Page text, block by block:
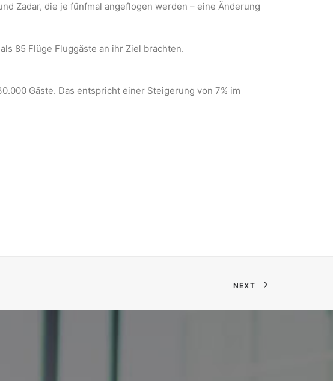
Zadar, die je fünfmal angeflogen werden – eine Änderung
85 Flüge Fluggäste an ihr Ziel brachten.
Gäste. Das entspricht einer Steigerung von 7% im
NEXT